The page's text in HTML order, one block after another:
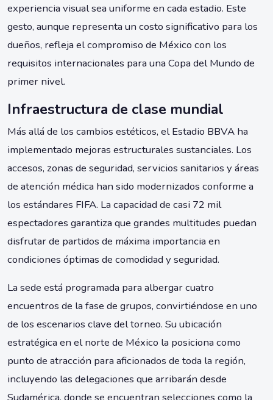
experiencia visual sea uniforme en cada estadio. Este
gesto, aunque representa un costo significativo para los
dueños, refleja el compromiso de México con los
requisitos internacionales para una Copa del Mundo de
primer nivel.
Infraestructura de clase mundial
Más allá de los cambios estéticos, el Estadio BBVA ha
implementado mejoras estructurales sustanciales. Los
accesos, zonas de seguridad, servicios sanitarios y áreas
de atención médica han sido modernizados conforme a
los estándares FIFA. La capacidad de casi 72 mil
espectadores garantiza que grandes multitudes puedan
disfrutar de partidos de máxima importancia en
condiciones óptimas de comodidad y seguridad.
La sede está programada para albergar cuatro
encuentros de la fase de grupos, convirtiéndose en uno
de los escenarios clave del torneo. Su ubicación
estratégica en el norte de México la posiciona como
punto de atracción para aficionados de toda la región,
incluyendo las delegaciones que arribarán desde